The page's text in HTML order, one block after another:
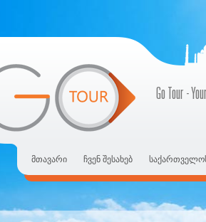
Go Tour -
მთავარი ჩვენ შესახებ საქართველოს